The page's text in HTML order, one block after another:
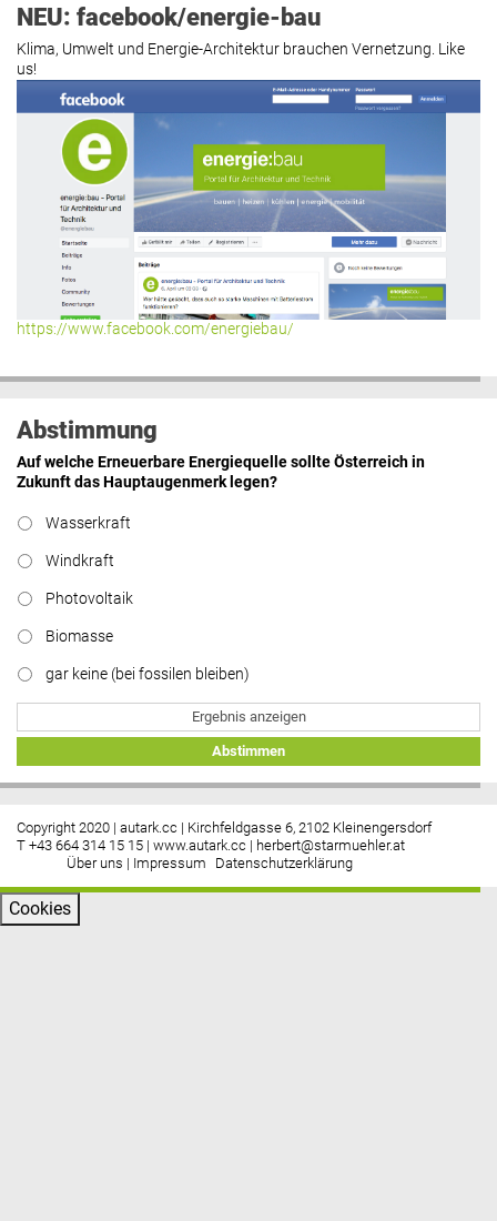
NEU: facebook/energie-bau
Klima, Umwelt und Energie-Architektur brauchen Vernetzung. Like
us!
https://www.facebook.com/energiebau/
Abstimmung
Auf welche Erneuerbare Energiequelle sollte Österreich in
Zukunft das Hauptaugenmerk legen?
Wasserkraft
Windkraft
Photovoltaik
Biomasse
gar keine (bei fossilen bleiben)
Ergebnis anzeigen
Abstimmen
Copyright 2020 | autark.cc | Kirchfeldgasse 6, 2102 Kleinengersdorf
T +43 664 314 15 15 | www.autark.cc | herbert@starmuehler.at
Über uns | Impressum Datenschutzerklärung
Cookies